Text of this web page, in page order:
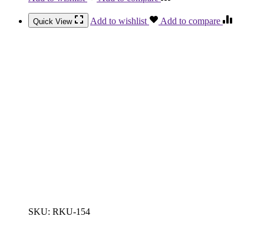
Quick View Add to wishlist Add to compare
SKU: RKU-154